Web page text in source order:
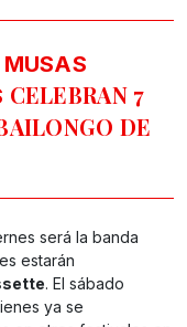
MUSAS
CELEBRAN 7
DE
será la banda
estarán
. El sábado
ya se